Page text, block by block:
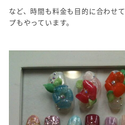
など、時間も料金も目的に合わせ
プもやっています。